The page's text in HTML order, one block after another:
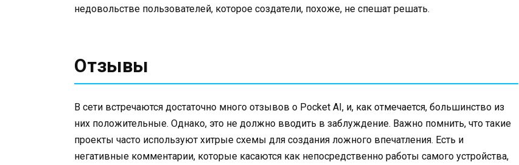
недовольстве пользователей, которое создатели, похоже, не спешат решать.
Отзывы
В сети встречаются достаточно много отзывов о Pocket AI, и, как отмечается, большинство из
них положительные. Однако, это не должно вводить в заблуждение. Важно помнить, что такие
проекты часто используют хитрые схемы для создания ложного впечатления. Есть и
негативные комментарии, которые касаются как непосредственно работы самого устройства,